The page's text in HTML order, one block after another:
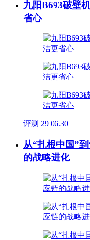
九阳B693破壁
省心
评测 29 06.30
从“扎根中国”
的战略进化